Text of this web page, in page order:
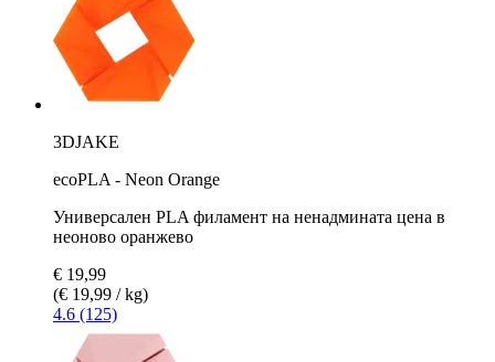
3DJAKE
ecoPLA - Neon Orange
Универсален PLA филамент на ненадмината цена в
неоново оранжево
€ 19,99
(€ 19,99 / kg)
4.6 (125)